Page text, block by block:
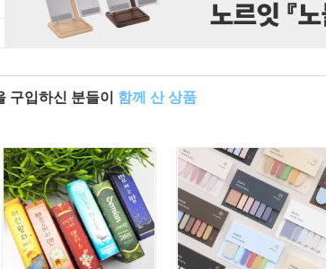
구입하신 분들이 함께 산 상품